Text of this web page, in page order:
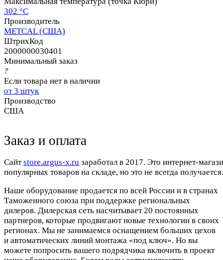
302 °C
Производитель
METCAL (США)
ШтрихКод
2000000030401
Минимальный заказ
?
Если товара нет в наличии
от 3 штук
Производство
США
Заказ и оплата
Cайтstore.argus-x.ru заработал в 2017. Это интернет-
популярных товаров на складе, но это не всегда
Наше оборудование продается по всей России и в странах
Таможенного союза при поддержке региональных
дилеров. Дилерская сеть насчитывает 20 постоянных
партнеров, которые продвигают новые технологии в своих
регионах. Мы не занимаемся оснащением больших цехов
и автоматических линий монтажа «под ключ». Но вы
можете попросить вашего подрядчика включить в проект